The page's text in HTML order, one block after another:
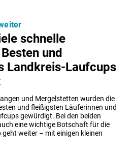
schnelle
und
Landkreis-Laufcups
und Mergelstetten wurden die
und fleißigsten Läuferinnen und
gewürdigt. Bei den beiden
eine wichtige Botschaft für die
weiter – mit einigen kleinen